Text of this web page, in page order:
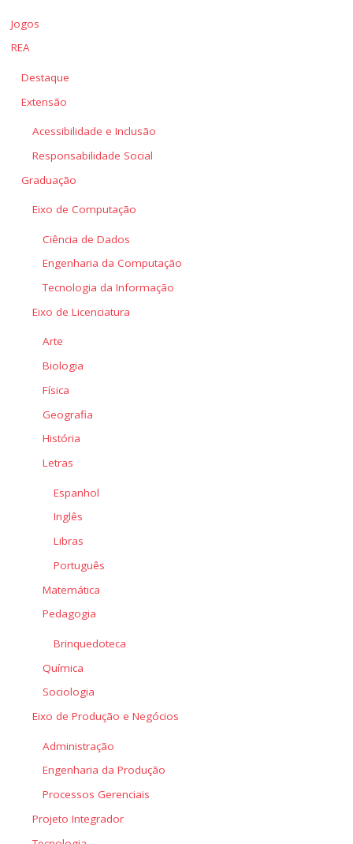
Jogos
REA
Destaque
Extensão
Acessibilidade e Inclusão
Responsabilidade Social
Graduação
Eixo de Computação
Ciência de Dados
Engenharia da Computação
Tecnologia da Informação
Eixo de Licenciatura
Arte
Biologia
Física
Geografia
História
Letras
Espanhol
Inglês
Libras
Português
Matemática
Pedagogia
Brinquedoteca
Química
Sociologia
Eixo de Produção e Negócios
Administração
Engenharia da Produção
Processos Gerenciais
Projeto Integrador